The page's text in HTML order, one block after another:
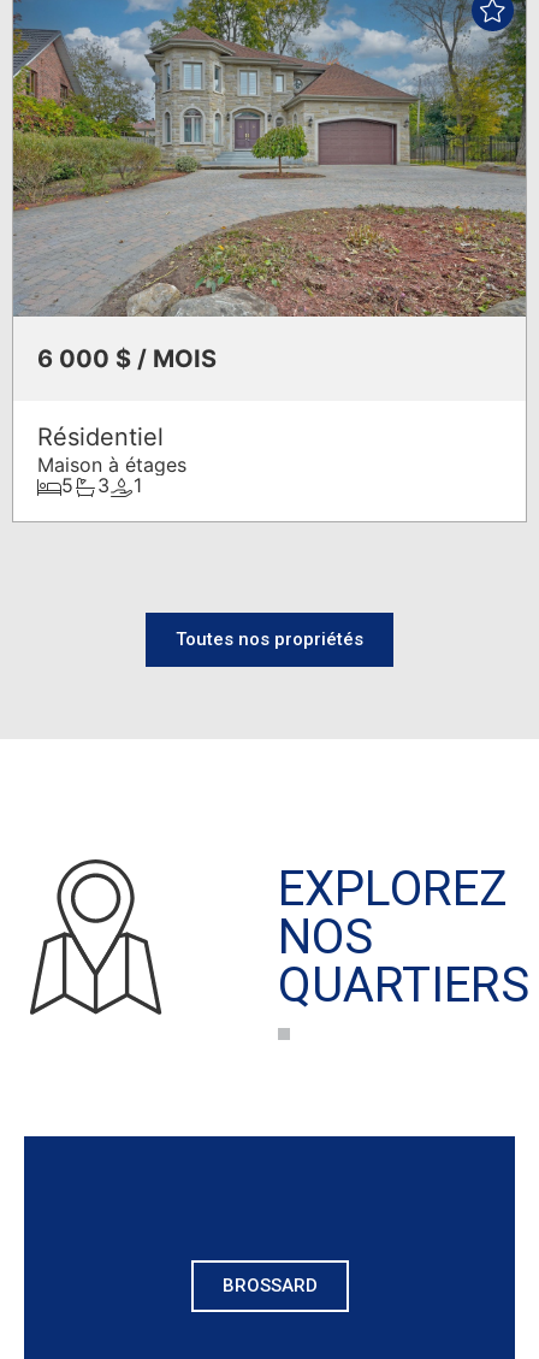
6 000 $ / MOIS
Résidentiel
Maison à étages
5
3 1
Toutes nos propriétésEXPLOREZ
NOS
BROSSARD